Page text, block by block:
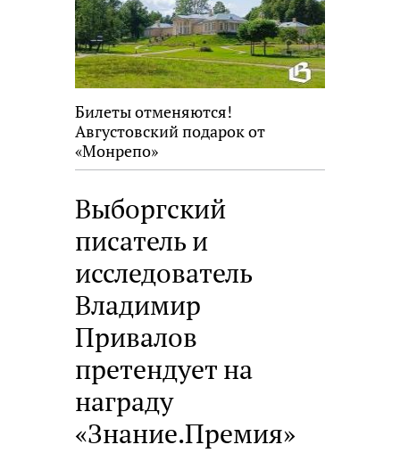
Билеты отменяются!
Августовский подарок от
«Монрепо»
Выборгский
писатель и
исследователь
Владимир
Привалов
претендует на
награду
«Знание.Премия»